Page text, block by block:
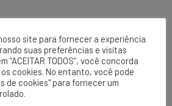
site para fornecer a experiência
suas preferências e visitas
“ACEITAR TODOS”, você concorda
os cookies. No entanto, você pode
de cookies" para fornecer um